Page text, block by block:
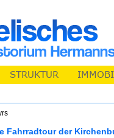
Fahrradtour der